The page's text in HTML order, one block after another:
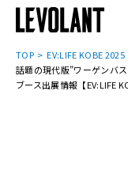
TOP
EV:LIFE KOBE 2025
話題の現代版”ワーゲンバ
ブース出展情報【EV:LIFE